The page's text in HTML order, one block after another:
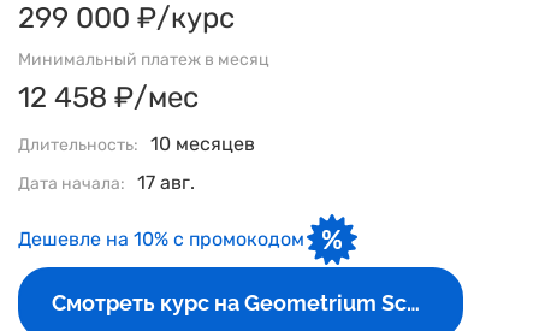
299 000 ₽/курс
Минимальный платеж в месяц
12 458 ₽/мес
Длительность: 10 месяцев
Дата начала: 17 авг.
Дешевле на 10% с промокодом
Смотреть курс на Geometrium School